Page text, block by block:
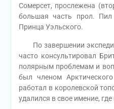
Сомерсет, прослежена
большая часть прол. Пил
Принца Уэльского.
По завершении
часто консультировал
полярным проблемам и
был членом
работал в королевской
удалился в свое имение, где